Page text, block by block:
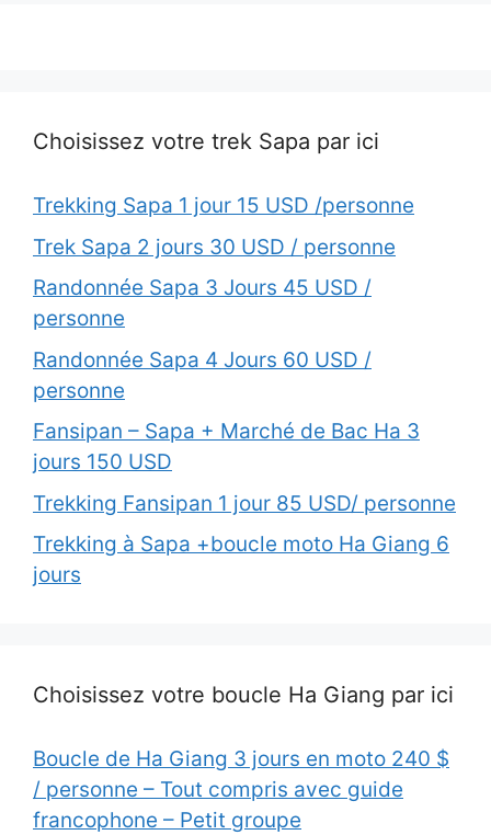
Choisissez votre trek Sapa par ici
Trekking Sapa 1 jour 15 USD /personne
Trek Sapa 2 jours 30 USD / personne
Randonnée Sapa 3 Jours 45 USD /
personne
Randonnée Sapa 4 Jours 60 USD /
personne
Fansipan – Sapa + Marché de Bac Ha 3
jours 150 USD
Trekking Fansipan 1 jour 85 USD/ personne
Trekking à Sapa +boucle moto Ha Giang 6
jours
Choisissez votre boucle Ha Giang par ici
Boucle de Ha Giang 3 jours en moto 240 $
/ personne – Tout compris avec guide
francophone – Petit groupe